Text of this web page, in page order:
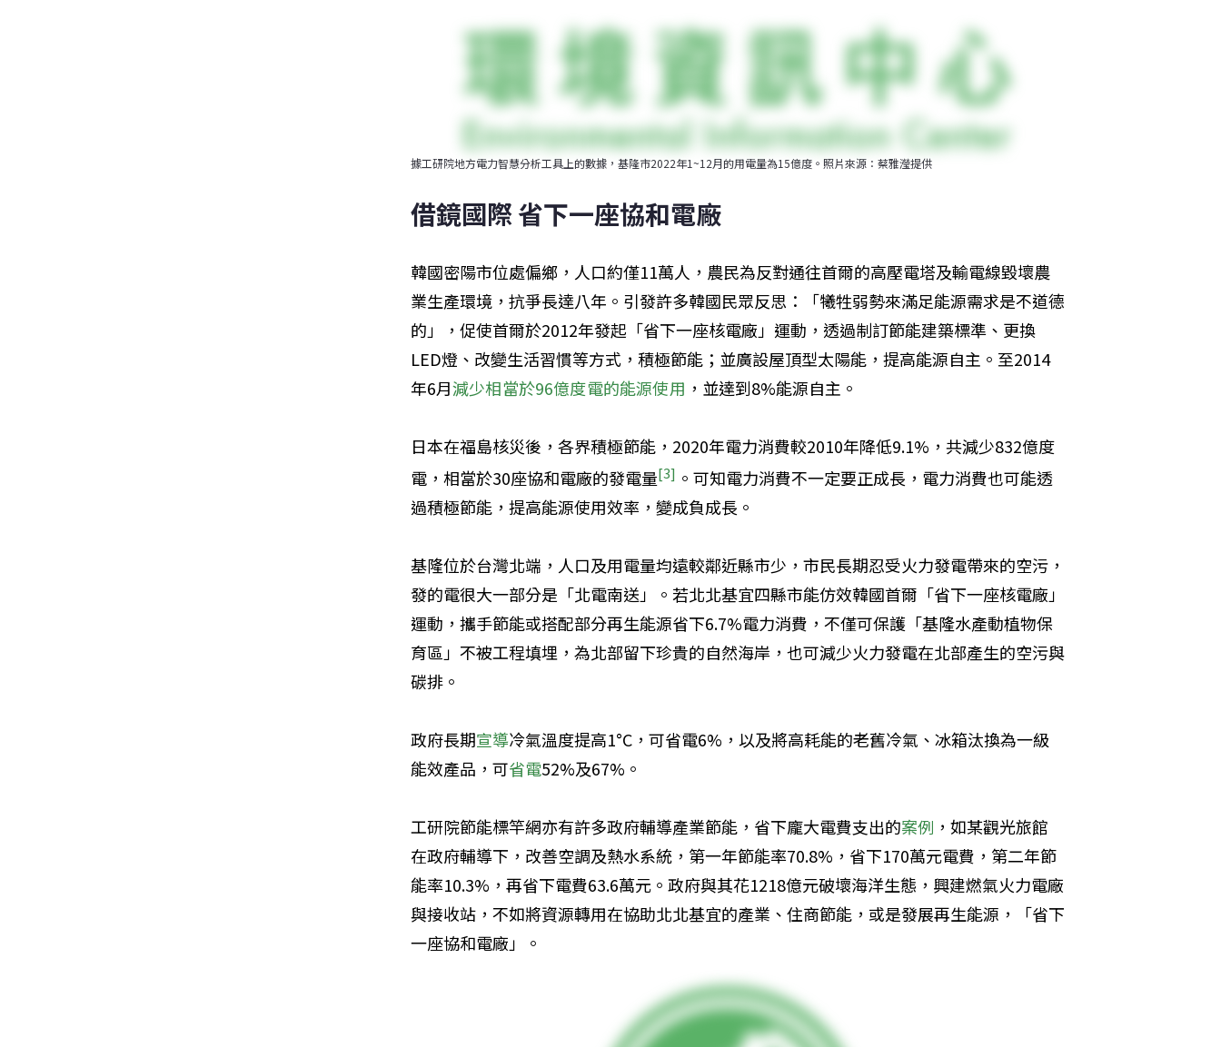
據工研院地方電力智慧分析工具上的數據，基隆市2022年1~12月的用電量為15億度。照片來源：蔡雅瀅提供
借鏡國際 省下一座協和電廠
韓國密陽市位處偏鄉，人口約僅11萬人，農民為反對通往首爾的高壓電塔及輸電線毀壞農
業生產環境，抗爭長達八年。引發許多韓國民眾反思：「犧牲弱勢來滿足能源需求是不道德
的」，促使首爾於2012年發起「省下一座核電廠」運動，透過制訂節能建築標準、更換
LED燈、改變生活習慣等方式，積極節能；並廣設屋頂型太陽能，提高能源自主。至2014
年6月減少相當於96億度電的能源使用 ，並達到8%能源自主。
日本在福島核災後，各界積極節能，2020年電力消費較2010年降低9.1%，共減少832億度
電，相當於30座協和電廠的發電量[3] 。可知電力消費不一定要正成長，電力消費也可能透
過積極節能，提高能源使用效率，變成負成長。
基隆位於台灣北端，人口及用電量均遠較鄰近縣市少，市民長期忍受火力發電帶來的空污，
發的電很大一部分是「北電南送」。若北北基宜四縣市能仿效韓國首爾「省下一座核電廠」
運動，攜手節能或搭配部分再生能源省下6.7%電力消費，不僅可保護「基隆水產動植物保
育區」不被工程填埋，為北部留下珍貴的自然海岸，也可減少火力發電在北部產生的空污與
碳排。
政府長期宣導冷氣溫度提高1°C，可省電6%，以及將高耗能的老舊冷氣、冰箱汰換為一級
能效產品，可省電52%及67%。
工研院節能標竿網亦有許多政府輔導產業節能，省下龐大電費支出的案例 ，如某觀光旅館
在政府輔導下，改善空調及熱水系統，第一年節能率70.8%，省下170萬元電費，第二年節
能率10.3%，再省下電費63.6萬元。政府與其花1218億元破壞海洋生態，興建燃氣火力電廠
與接收站，不如將資源轉用在協助北北基宜的產業、住商節能，或是發展再生能源，「省下
一座協和電廠」。